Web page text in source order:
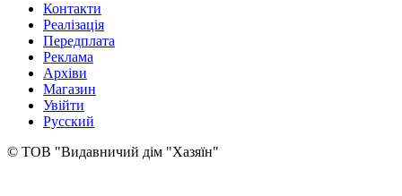
Контакти
Реалізація
Передплата
Реклама
Архіви
Магазин
Увійти
Русский
© ТОВ "Видавничий дім "Хазяїн"